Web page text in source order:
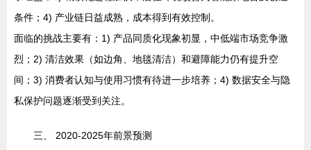
条件；4) 产业链日益成熟，成本得到有效控制。
面临的挑战主要有：1) 产品同质化现象初显，中低端市场竞争激
烈；2) 清洁效果（如边角、地毯清洁）和避障能力仍有提升空
间；3) 消费者认知与使用习惯有待进一步培养；4) 数据安全与隐
私保护问题逐渐受到关注。
三、 2020-2025年前景预测